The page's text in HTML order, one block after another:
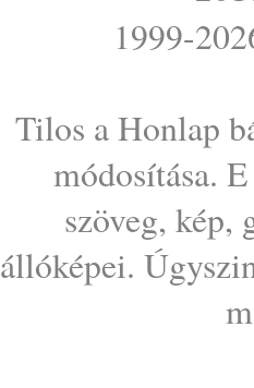
1999-
Tilos a Honlap
módosítása.
szöveg, kép,
állóképei.